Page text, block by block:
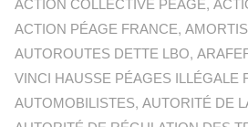
ACTION COLLECTIVE PÉAGE,
ACTION PÉAGE FRANCE,
AUTOROUTES DETTE LBO,
VINCI HAUSSE PÉAGES ILLÉGALE
AUTOMOBILISTES,AUTORITÉ DE